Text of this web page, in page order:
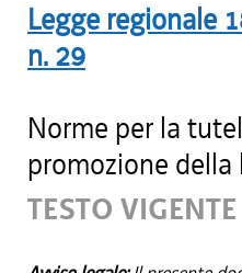
Legge regionale
n. 29
Norme per la
promozione
TESTO VIGENTE